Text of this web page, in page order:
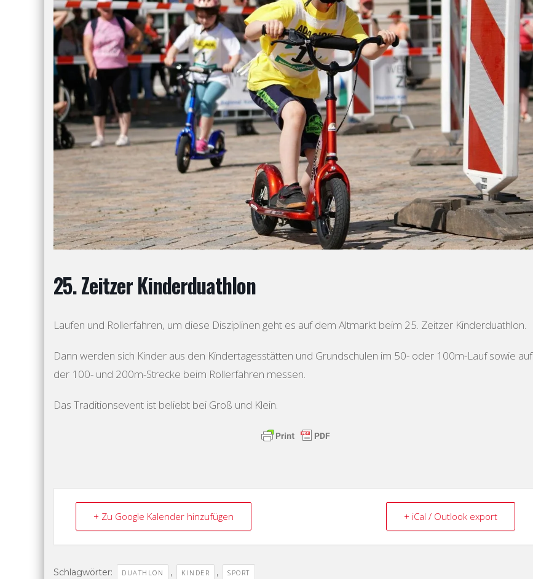
25. Zeitzer Kinderduathlon
Laufen und Rollerfahren, um diese Disziplinen geht es auf dem Altmarkt beim 25. Zeitzer Kinderduathlon.
Dann werden sich Kinder aus den Kindertagesstätten und Grundschulen im 50- oder 100m-Lauf sowie auf
der 100- und 200m-Strecke beim Rollerfahren messen.
Das Traditionsevent ist beliebt bei Groß und Klein.
+ Zu Google Kalender hinzufügen + iCal / Outlook export
Schlagwörter: DUATHLON , KINDER , SPORT